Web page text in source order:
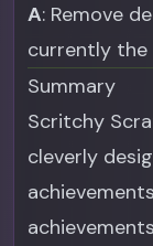
A: Remove
currently
Summary
Scritchy
cleverly